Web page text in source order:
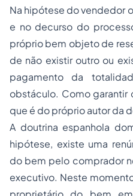
Na hipótese do vendedor
e no decurso do
próprio bem objeto de
de não existir outro ou
pagamento da
obstáculo. Como
que é do próprio autor da
A doutrina espanhola
hipótese, existe uma
do bem pelo comprador
executivo. Neste